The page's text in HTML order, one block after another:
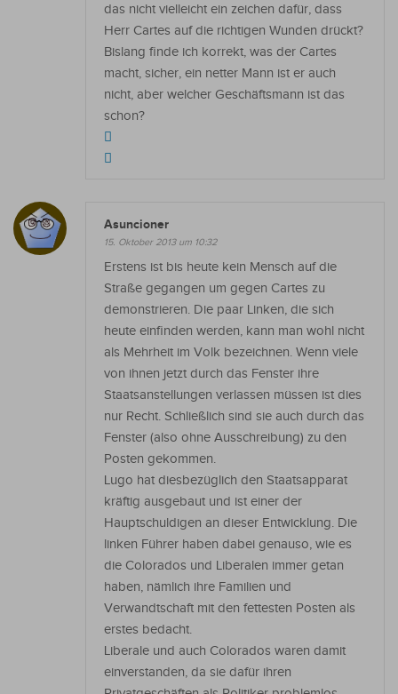
das nicht vielleicht ein zeichen dafür, dass
Herr Cartes auf die richtigen Wunden drückt?
Bislang finde ich korrekt, was der Cartes
macht, sicher, ein netter Mann ist er auch
nicht, aber welcher Geschäftsmann ist das
schon?
Asuncioner
15. Oktober 2013 um 10:32
Erstens ist bis heute kein Mensch auf die
Straße gegangen um gegen Cartes zu
demonstrieren. Die paar Linken, die sich
heute einfinden werden, kann man wohl nicht
als Mehrheit im Volk bezeichnen. Wenn viele
von ihnen jetzt durch das Fenster ihre
Staatsanstellungen verlassen müssen ist dies
nur Recht. Schließlich sind sie auch durch das
Fenster (also ohne Ausschreibung) zu den
Posten gekommen.
Lugo hat diesbezüglich den Staatsapparat
kräftig ausgebaut und ist einer der
Hauptschuldigen an dieser Entwicklung. Die
linken Führer haben dabei genauso, wie es
die Colorados und Liberalen immer getan
haben, nämlich ihre Familien und
Verwandtschaft mit den fettesten Posten als
erstes bedacht.
Liberale und auch Colorados waren damit
einverstanden, da sie dafür ihren